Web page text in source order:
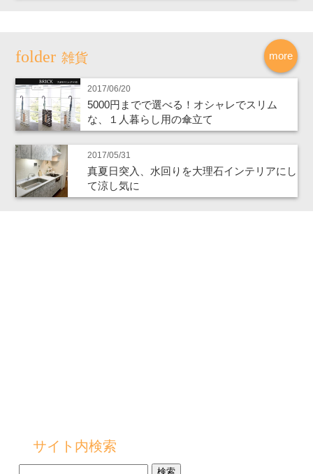
more
雑貨
2017/06/20
5000円までで選べる！オシャレでスリム
な、１人暮らし用の傘立て
2017/05/31
真夏日突入、水回りを大理石インテリアにし
て涼し気に
サイト内検索